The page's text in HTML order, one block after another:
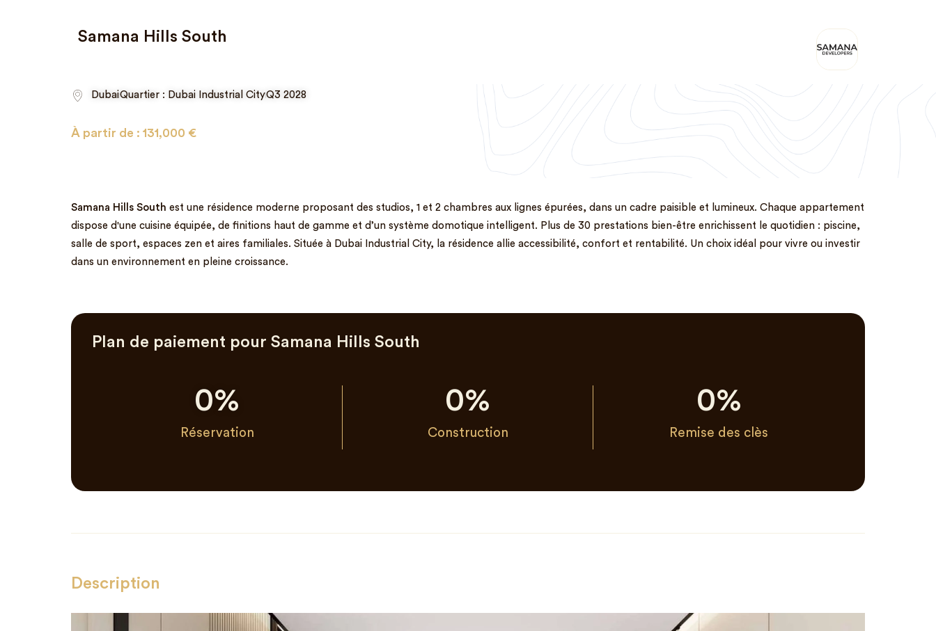
Samana Hills South
DubaiQuartier : Dubai Industrial CityQ3 2028
À partir de : 131,000 €
Samana Hills South est une résidence moderne proposant des studios, 1 et 2 chambres aux lignes épurées, dans un cadre paisible et lumineux. Chaque appartement
dispose d'une cuisine équipée, de finitions haut de gamme et d’un système domotique intelligent. Plus de 30 prestations bien-être enrichissent le quotidien : piscine,
salle de sport, espaces zen et aires familiales. Située à Dubai Industrial City, la résidence allie accessibilité, confort et rentabilité. Un choix idéal pour vivre ou investir
dans un environnement en pleine croissance.
Plan de paiement pour Samana Hills South
Réservation
0%
Construction
0%
Remise des clès
0%
Description